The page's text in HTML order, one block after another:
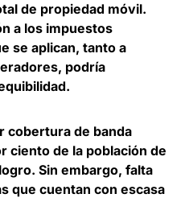
de propiedad móvil.
a los impuestos
se aplican, tanto a
podría
cobertura de banda
ciento de la población de
Sin embargo, falta
que cuentan con escasa